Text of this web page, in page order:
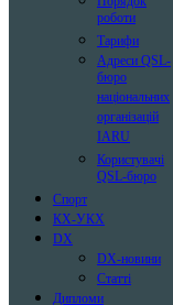
роботи
Тарифи
Адреси QSL-
бюро
національних
організацій
IARU
Користувачі
QSL-бюро
Спорт
КХ-УКХ
DX
DX-новини
Статті
Дипломи